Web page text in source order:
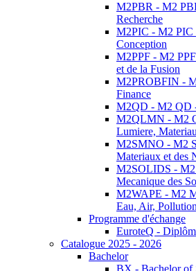
M2PBR - M2
Recherche
M2PIC - M2 PIC
Conception
M2PPF - M2
et de la Fusion
M2PROBFIN -
Finance
M2QD - M2 QD
M2QLMN - M2
Lumiere,
M2SMNO - M2
Materiaux et des
M2SOLIDS -
Mecanique des
M2WAPE - M2
Eau, Air,
Programme d'échange
EuroteQ -
Catalogue 2025 - 2026
Bachelor
BX - Bachelor of